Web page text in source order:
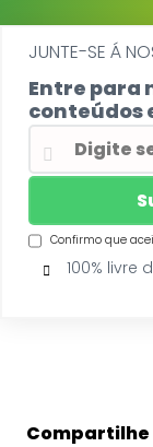
JUNTE-SE Á
Entre para
conteúdos
Confirmo que
100% livre
Compartilhe